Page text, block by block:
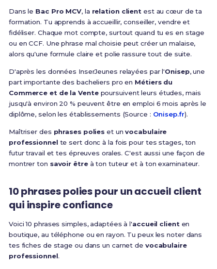
Dans le Bac Pro MCV, la relation client est au cœur de ta
formation. Tu apprends à accueillir, conseiller, vendre et
fidéliser. Chaque mot compte, surtout quand tu es en stage
ou en CCF. Une phrase mal choisie peut créer un malaise,
alors qu'une formule claire et polie rassure tout de suite.
D'après les données InserJeunes relayées par l'Onisep, une
part importante des bacheliers pro en Métiers du
Commerce et de la Ventepoursuivent leurs études, mais
jusqu'à environ 20 % peuvent être en emploi 6 mois après le
diplôme, selon les établissements (Source : Onisep.fr).
Maîtriser des phrases polies et unvocabulaire
professionnelte sert donc à la fois pour tes stages, ton
futur travail et tes épreuves orales. C'est aussi une façon de
montrer ton savoir êtreà ton tuteur et à ton examinateur.
10 phrases polies pour un accueil client
qui inspire confiance
Voici 10 phrases simples, adaptées à l'accueil clienten
boutique, au téléphone ou en rayon. Tu peux les noter dans
tes fiches de stage ou dans un carnet de vocabulaire
professionnel.